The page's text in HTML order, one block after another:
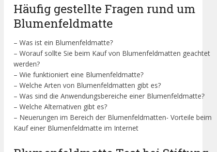
Häufig gestellte Fragen rund um
Blumenfeldmatte
– Was ist ein Blumenfeldmatte?
– Worauf sollte Sie beim Kauf von Blumenfeldmatten geachtet
werden?
– Wie funktioniert eine Blumenfeldmatte?
– Welche Arten von Blumenfeldmatten gibt es?
– Was sind die Anwendungsbereiche einer Blumenfeldmatte?
– Welche Alternativen gibt es?
– Neuerungen im Bereich der Blumenfeldmatten- Vorteile beim
Kauf einer Blumenfeldmatte im Internet